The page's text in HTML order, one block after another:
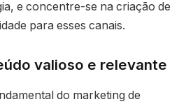
e concentre-se na criação de
para esses canais.
valioso e relevante
do marketing de